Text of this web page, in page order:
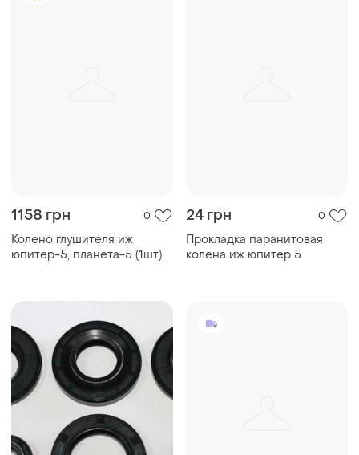
1158 грн 0
Колено глушителя иж
юпитер-5, планета-5 (1шт)
24 грн 0
Прокладка паранитовая
колена иж юпитер 5